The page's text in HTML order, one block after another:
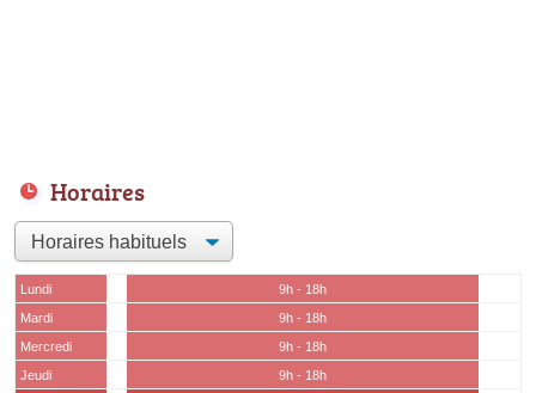
Horaires
Lundi
9h - 18h
Mardi
9h - 18h
Mercredi
9h - 18h
Jeudi
9h - 18h